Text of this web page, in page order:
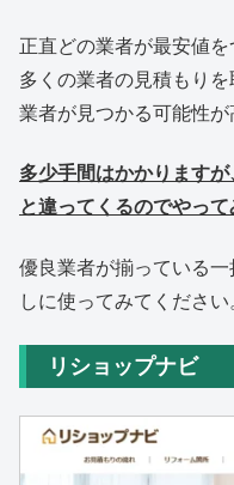
正直どの業者が最安値を
多くの業者の見積もり
業者が見つかる可能性が
多少手間はかかります
と違ってくるのでやっ
優良業者が揃っている
しに使ってみてください
リショップナビ